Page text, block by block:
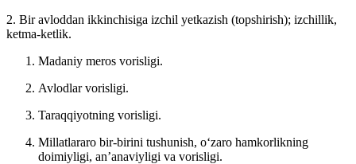
2. Bir avloddan ikkinchisiga izchil yetkazish (topshirish); izchillik,
ketma-ketlik.
Madaniy meros vorisligi.
Avlodlar vorisligi.
Taraqqiyotning vorisligi.
Millatlararo bir-birini tushunish, oʻzaro hamkorlikning
doimiyligi, anʼanaviyligi va vorisligi.